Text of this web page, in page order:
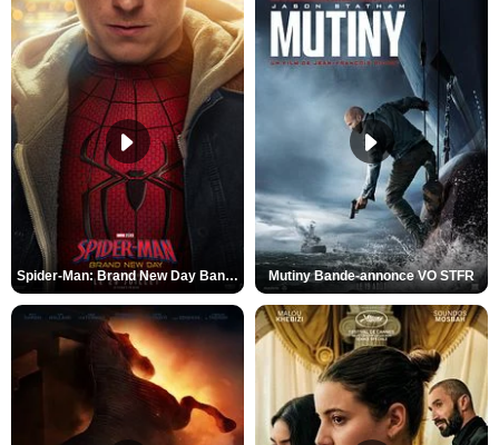
Spider-Man: Brand New Day Bande-annonce VO STFR Mutiny Bande-annonce VO STFR